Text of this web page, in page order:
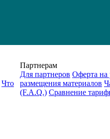
Что
Партнерам
Для партнеров Оферта на
размещения материалов
(F.A.Q.) Cравнение